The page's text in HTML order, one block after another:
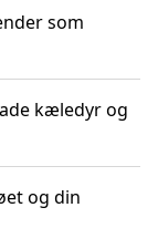
som
kæledyr og
og din